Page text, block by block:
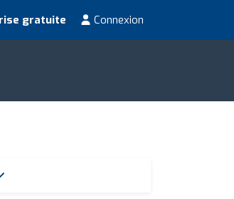
gratuite Connexion